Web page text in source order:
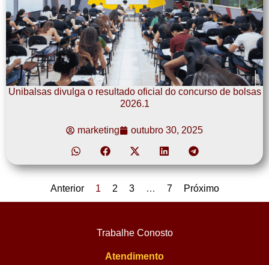
Unibalsas divulga o resultado oficial do concurso de bolsas
2026.1
marketing outubro 30, 2025
Anterior 1 2 3 … 7 Próximo
Trabalhe Conosto
Atendimento